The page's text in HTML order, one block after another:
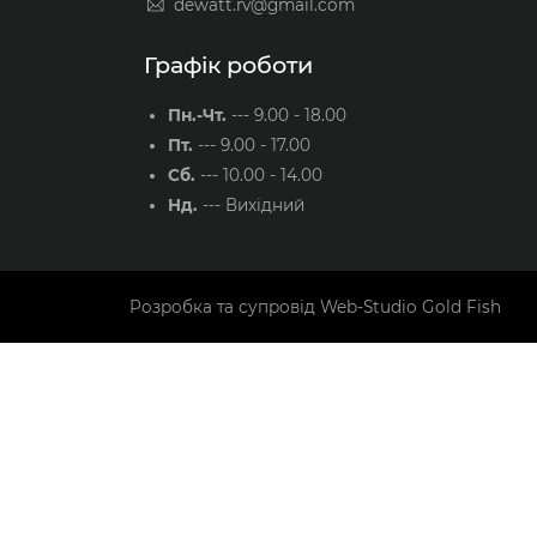
dewatt.rv@gmail.com
Графік роботи
Пн.-Чт. --- 9.00 - 18.00
Пт. --- 9.00 - 17.00
Сб. --- 10.00 - 14.00
Нд. --- Вихідний
Розробка та супровід Web-Studio Gold Fish